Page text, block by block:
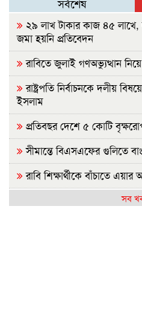
সর্বশেষ
২৯ লাখ টাকার কাজ ৪৫
জমা হয়নি প্রতিবেদন
রাবিতে জুলাই গণঅভ্যুত্থান নিয়ে
রাষ্ট্রপতি নির্বাচনকে দলীয়
ইসলাম
প্রতিবছর দেশে ৫ কোটি
সীমান্তে বিএসএফের গুলিতে
রাবি শিক্ষার্থীকে বাঁচাতে এয়ার
আগামীকাল এসএসসির ফল সব